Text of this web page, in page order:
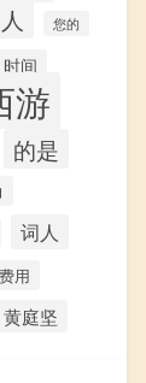
您的
时间
游
的是
词人
费用
黄庭坚